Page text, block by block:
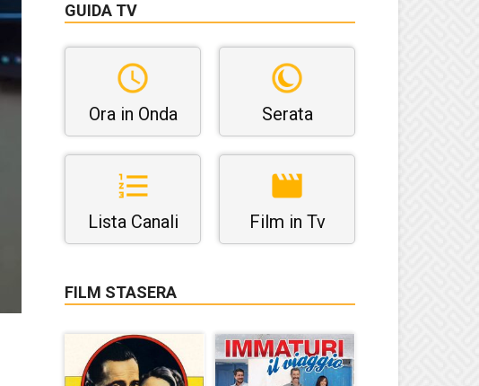
GUIDA TV
Ora in Onda Serata
Lista Canali Film in Tv
FILM STASERA